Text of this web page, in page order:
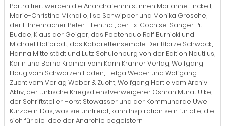
Portraitiert werden die Anarchafeministinnen Marianne Enckell,
Marie-Christine Mikhailo, Ilse Schwipper und Monika Grosche,
der Filmemacher Peter Lilienthal, der Ex-Cochise-Sänger Pit
Budde, Klaus der Geiger, das Poetenduo Ralf Burnicki und
Michael Halfbrodt, das Kabarettensemble Der Blarze Schwock,
Hanna Mittelstädt und Lutz Schulenburg von der Edition Nautilus,
Karin und Bernd Kramer vom Karin Kramer Verlag, Wolfgang
Haug vom Schwarzen Faden, Helga Weber und Wolfgang
Zucht vom Verlag Weber & Zucht, Wolfgang Hertle vom Archiv
Aktiv, der türkische Kriegsdienstverweigerer Osman Murat Ülke,
der Schriftsteller Horst Stowasser und der Kommunarde Uwe
Kurzbein. Das, was sie umtreibt, kann Inspiration sein für alle, die
sich für die Idee der Anarchie begeistern.